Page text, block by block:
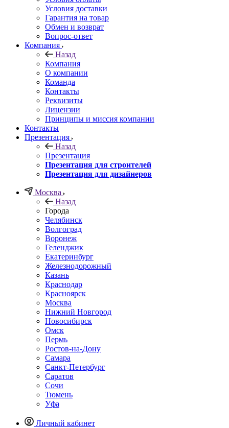
Условия доставки
Гарантия на товар
Обмен и возврат
Вопрос-ответ
Компания
Назад
Компания
О компании
Команда
Контакты
Реквизиты
Лицензии
Принципы и миссия компании
Контакты
Презентация
Назад
Презентация
Презентация для строителей
Презентация для дизайнеров
Москва
Назад
Города
Челябинск
Волгоград
Воронеж
Геленджик
Екатеринбург
Железнодорожный
Казань
Краснодар
Красноярск
Москва
Нижний Новгород
Новосибирск
Омск
Пермь
Ростов-на-Дону
Самара
Санкт-Петербург
Саратов
Сочи
Тюмень
Уфа
Личный кабинет